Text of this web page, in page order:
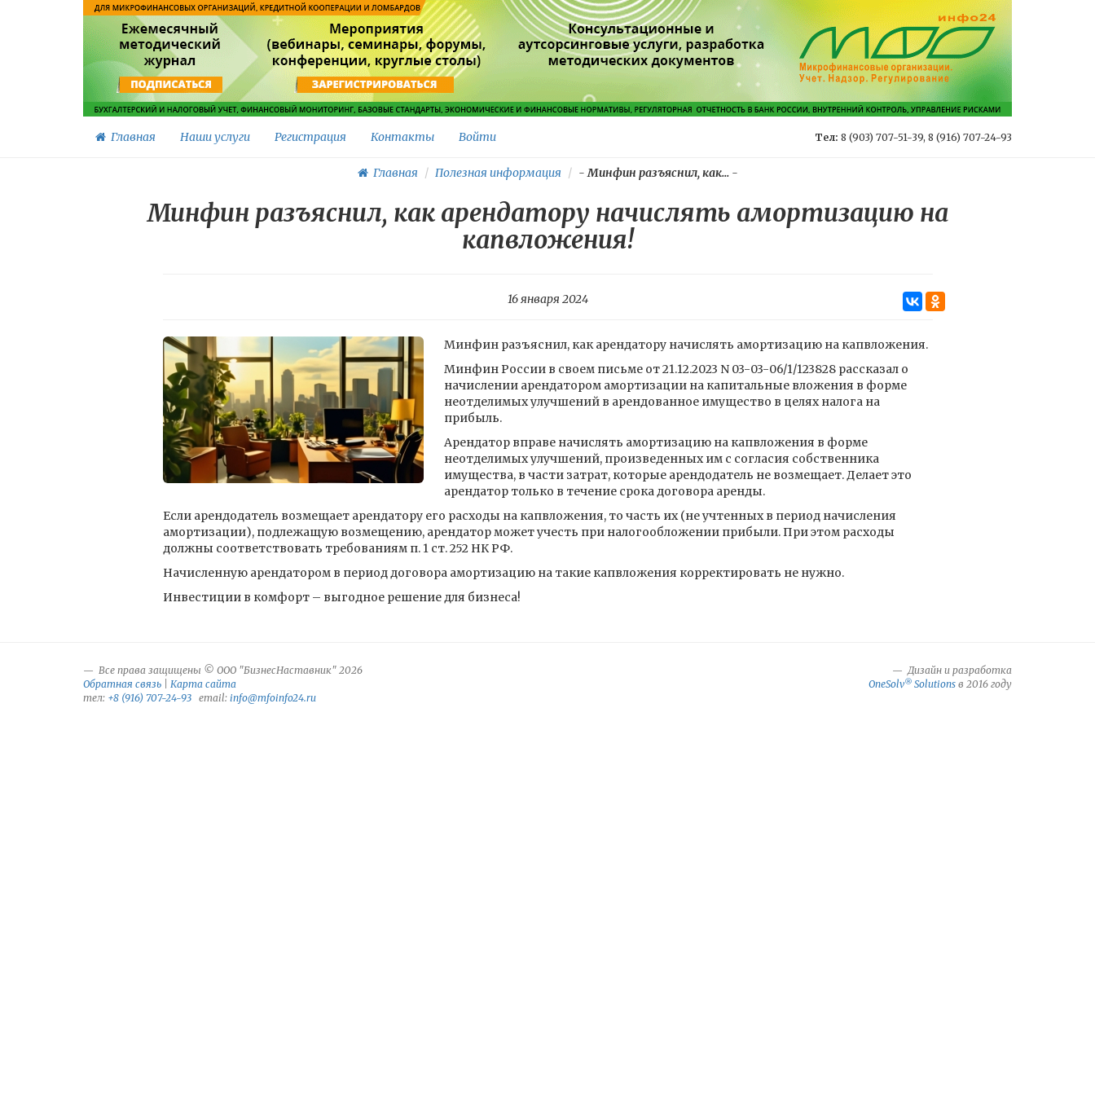
Главная Наши услуги Регистрация Контакты Войти Тел: 8 (903) 707-51-39, 8 (916) 707-24-93
Главная Полезная информация -Минфин разъяснил, как...-
Минфин разъяснил, как арендатору начислять амортизацию на
капвложения!
16 января 2024
Минфин разъяснил, как арендатору начислять амортизацию на капвложения.
Минфин России в своем письме от 21.12.2023 N 03-03-06/1/123828 рассказал о
начислении арендатором амортизации на капитальные вложения в форме
неотделимых улучшений в арендованное имущество в целях налога на
прибыль.
Арендатор вправе начислять амортизацию на капвложения в форме
неотделимых улучшений, произведенных им с согласия собственника
имущества, в части затрат, которые арендодатель не возмещает. Делает это
арендатор только в течение срока договора аренды.
Если арендодатель возмещает арендатору его расходы на капвложения, то часть их (не учтенных в период начисления
амортизации), подлежащую возмещению, арендатор может учесть при налогообложении прибыли. При этом расходы
должны соответствовать требованиям п. 1 ст. 252 НК РФ.
Начисленную арендатором в период договора амортизацию на такие капвложения корректировать не нужно.
Инвестиции в комфорт – выгодное решение для бизнеса!
Все права защищены © ООО "БизнесНаставник" 2026
Обратная связь
Карта сайта
тел: +8 (916) 707-24-93 email: info@mfoinfo24.ru
Дизайн и разработка
OneSolv® Solutions в 2016 году